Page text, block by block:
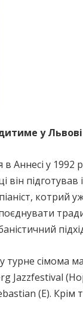
у
Аннесі у 1992
котрий
турне
Jazzfestival
(E).